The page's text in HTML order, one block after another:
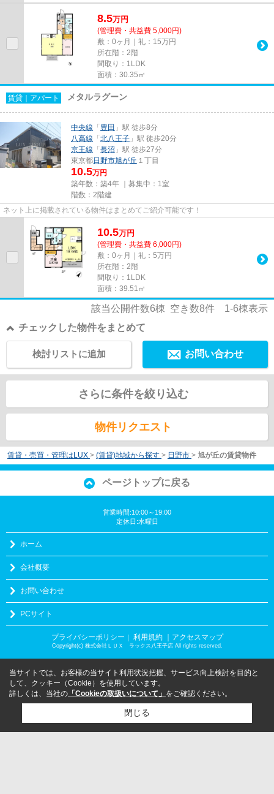
8.5万円
(管理費・共益費 5,000円)
敷：0ヶ月｜礼：15万円
所在階：2階
間取り：1LDK
面積：30.35㎡
賃貸｜アパート メタルラグーン
中央線 「豊田 」駅 徒歩8分
八高線 「北八王子 」駅 徒歩20分
京王線 「長沼 」駅 徒歩27分
東京都日野市旭が丘 １丁目
10.5万円
築年数：築4年 ｜募集中： 1室
階数：2階建
ネット上に掲載されている物件はまとめてご紹介可能です！
10.5万円
(管理費・共益費 6,000円)
敷：0ヶ月｜礼：5万円
所在階：2階
間取り：1LDK
面積：39.51㎡
該当公開件数6棟 空き数8件 1-6棟表示
チェックした物件をまとめて
お問い合わせ
検討リストに追加
さらに条件を絞り込む
物件リクエスト
賃貸・売買・管理はLUX > (賃貸)地域から探す > 日野市 > 旭が丘の賃貸物件
ページトップに戻る
営業時間:10:00～19:00
定休日:水曜日
ホーム
会社概要
お問い合わせ
PCサイト
プライバシーポリシー ｜ 利用規約 ｜アクセスマップ
Copyright(c) 株式会社ＬＵＸ ラックス八王子店 All rights reserved.
当サイトでは、お客様の当サイト利用状況把握、サービス向上検討を目的と
して、クッキー（Cookie）を使用しています。
詳しくは、当社の 「Cookieの取扱いについて」 をご確認ください。
閉じる